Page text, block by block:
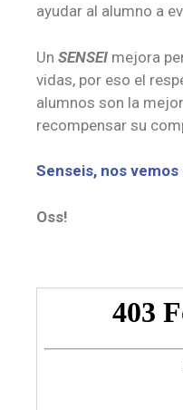
ayudar al alumno a
Un SENSEI mejora
vidas, por eso el
alumnos son la
recompensar su
Senseis, nos vemos
Oss!